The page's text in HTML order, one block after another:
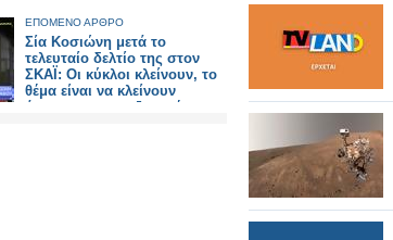
ΕΠΟΜΕΝΟ ΑΡΘΡΟ
Σία Κοσιώνη μετά το
τελευταίο δελτίο της στον
ΣΚΑΪ: Οι κύκλοι κλείνουν, το
θέμα είναι να κλείνουν
όμορφα και με αξιοπρέπεια